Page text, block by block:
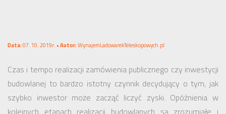
Data:07. 10. 2019r. •Autor:WynajemLadowarekTeleskopowych.pl
Czas i tempo realizacji zamówienia publicznego czy inwestycji
budowlanej to bardzo istotny czynnik decydujący o tym, jak
szybko inwestor może zacząć liczyć zyski. Opóźnienia w